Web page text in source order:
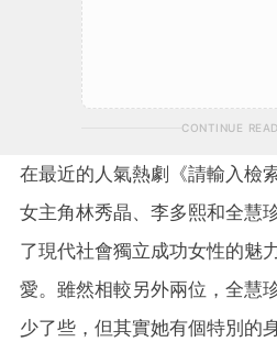
CONTINUE
在最近的人氣熱劇《請輸入檢
女主角林秀晶、李多熙和全慧
了現代社會獨立成功女性的魅
愛。雖然相較另外兩位，全慧
少了些，但其實她有個特別的